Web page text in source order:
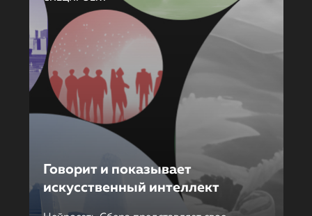
Говорит и показывает
искусственный интеллект